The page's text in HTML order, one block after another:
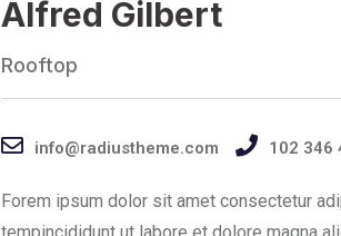
Alfred Gilbert
Rooftop
info@radiustheme.com 102 346
Forem ipsum dolor sit amet consectetur